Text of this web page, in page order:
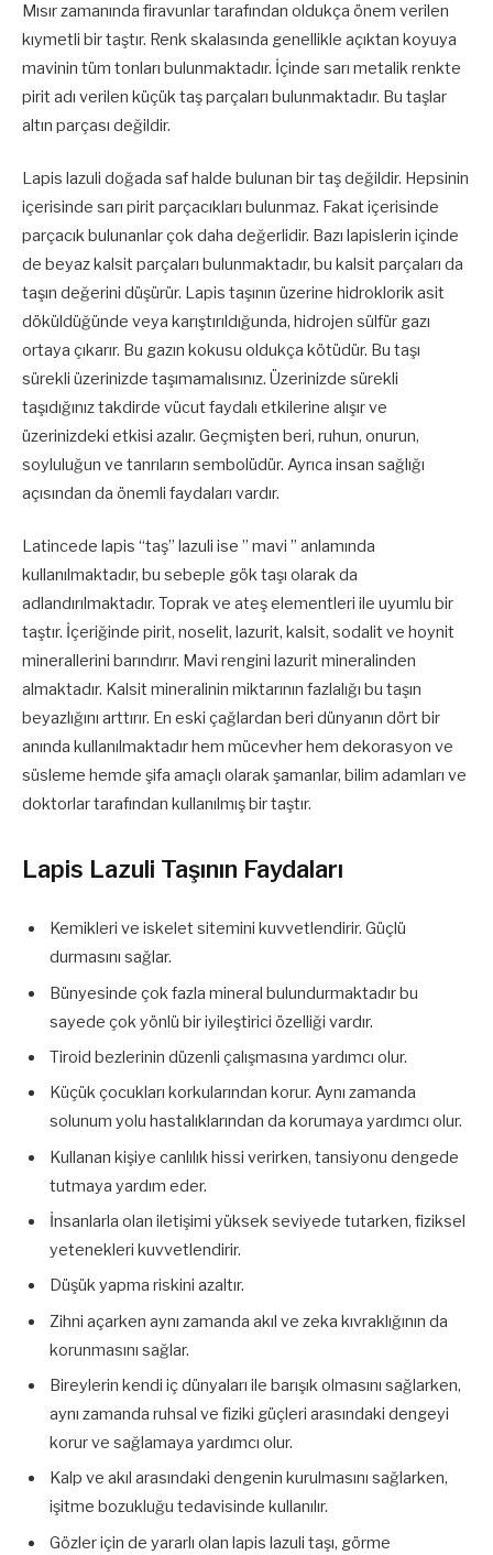
Mısır zamanında firavunlar tarafından oldukça önem verilen
kıymetli bir taştır. Renk skalasında genellikle açıktan koyuya
mavinin tüm tonları bulunmaktadır. İçinde sarı metalik renkte
pirit adı verilen küçük taş parçaları bulunmaktadır. Bu taşlar
altın parçası değildir.
Lapis lazuli doğada saf halde bulunan bir taş değildir. Hepsinin
içerisinde sarı pirit parçacıkları bulunmaz. Fakat içerisinde
parçacık bulunanlar çok daha değerlidir. Bazı lapislerin içinde
de beyaz kalsit parçaları bulunmaktadır, bu kalsit parçaları da
taşın değerini düşürür. Lapis taşının üzerine hidroklorik asit
döküldüğünde veya karıştırıldığunda, hidrojen sülfür gazı
ortaya çıkarır. Bu gazın kokusu oldukça kötüdür. Bu taşı
sürekli üzerinizde taşımamalısınız. Üzerinizde sürekli
taşıdığınız takdirde vücut faydalı etkilerine alışır ve
üzerinizdeki etkisi azalır. Geçmişten beri, ruhun, onurun,
soyluluğun ve tanrıların sembolüdür. Ayrıca insan sağlığı
açısından da önemli faydaları vardır.
Latincede lapis “taş” lazuli ise ” mavi ” anlamında
kullanılmaktadır, bu sebeple gök taşı olarak da
adlandırılmaktadır. Toprak ve ateş elementleri ile uyumlu bir
taştır. İçeriğinde pirit, noselit, lazurit, kalsit, sodalit ve hoynit
minerallerini barındırır. Mavi rengini lazurit mineralinden
almaktadır. Kalsit mineralinin miktarının fazlalığı bu taşın
beyazlığını arttırır. En eski çağlardan beri dünyanın dört bir
anında kullanılmaktadır hem mücevher hem dekorasyon ve
süsleme hemde şifa amaçlı olarak şamanlar, bilim adamları ve
doktorlar tarafından kullanılmış bir taştır.
Lapis Lazuli Taşının Faydaları
Kemikleri ve iskelet sitemini kuvvetlendirir. Güçlü
durmasını sağlar.
Bünyesinde çok fazla mineral bulundurmaktadır bu
sayede çok yönlü bir iyileştirici özelliği vardır.
Tiroid bezlerinin düzenli çalışmasına yardımcı olur.
Küçük çocukları korkularından korur. Aynı zamanda
solunum yolu hastalıklarından da korumaya yardımcı olur.
Kullanan kişiye canlılık hissi verirken, tansiyonu dengede
tutmaya yardım eder.
İnsanlarla olan iletişimi yüksek seviyede tutarken, fiziksel
yetenekleri kuvvetlendirir.
Düşük yapma riskini azaltır.
Zihni açarken aynı zamanda akıl ve zeka kıvraklığının da
korunmasını sağlar.
Bireylerin kendi iç dünyaları ile barışık olmasını sağlarken,
aynı zamanda ruhsal ve fiziki güçleri arasındaki dengeyi
korur ve sağlamaya yardımcı olur.
Kalp ve akıl arasındaki dengenin kurulmasını sağlarken,
işitme bozukluğu tedavisinde kullanılır.
Gözler için de yararlı olan lapis lazuli taşı, görme